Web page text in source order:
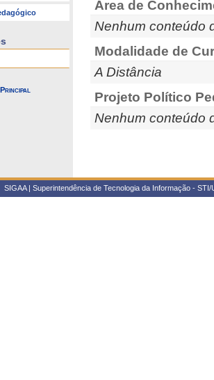
Área de
Nenhum conteúdo
Modalidade de
A Distância
Projeto Político
Nenhum conteúdo
SIGAA | Superintendência de Tecnologia da Informação -